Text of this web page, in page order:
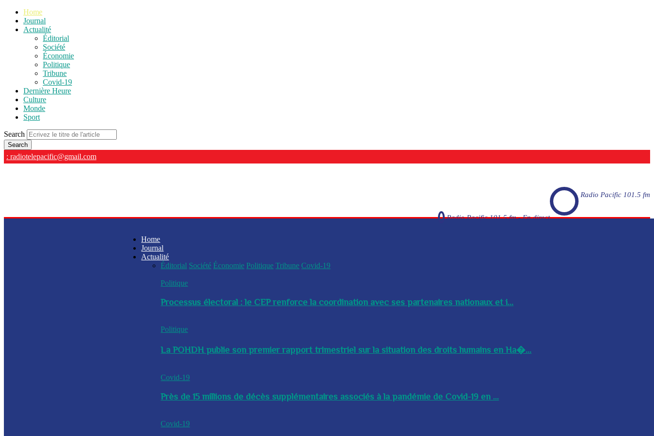
Home
Journal
Actualité
Éditorial
Société
Économie
Politique
Tribune
Covid-19
Dernière Heure
Culture
Monde
Sport
Search
: radiotelepacific@gmail.com
Radio Pacific 101.5 fm
Radio Pacific 101.5 fm - En direct
Home
Journal
Actualité
Éditorial Société Économie Politique Tribune Covid-19
Politique
Processus électoral : le CEP renforce la coordination avec ses partenaires nationaux et i...
Politique
La POHDH publie son premier rapport trimestriel sur la situation des droits humains en Ha�...
Covid-19
Près de 15 millions de décès supplémentaires associés à la pandémie de Covid-19 en ...
Covid-19